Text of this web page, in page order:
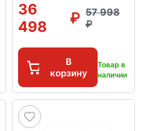
36
498
57 998
В
корзину
Товар в
наличии